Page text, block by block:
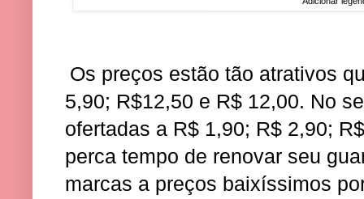
Os preços estão tão atrativos
5,90; R$12,50 e R$ 12,00. No
ofertadas a R$ 1,90; R$ 2,90;
perca tempo de renovar seu
marcas a preços baixíssimos